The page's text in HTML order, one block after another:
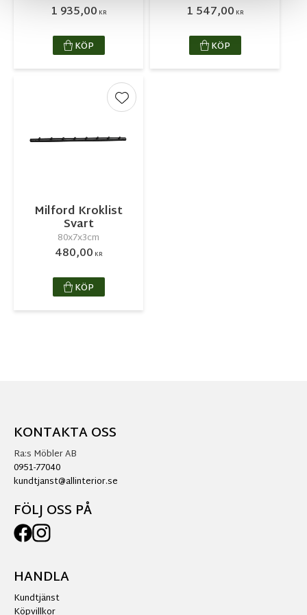
1 935,00 KR
KÖP
1 547,00 KR
KÖP
Milford Kroklist
Svart
80x7x3cm
480,00 KR
Lägg till i favoriter
KÖP
KONTAKTA OSS
Ra:s Möbler AB
0951-77040
kundtjanst@allinterior.se
FÖLJ OSS PÅ
HANDLA
Kundtjänst